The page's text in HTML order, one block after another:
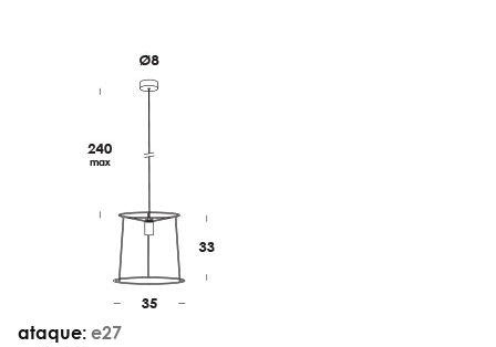
ataque: e27